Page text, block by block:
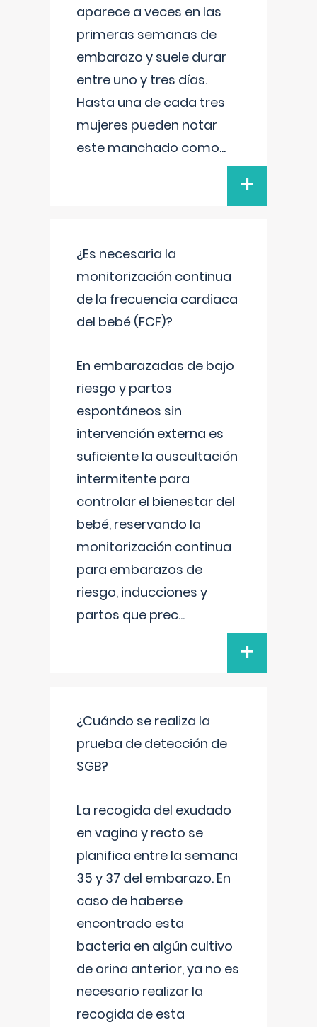
aparece a veces en las
primeras semanas de
embarazo y suele durar
entre uno y tres días.
Hasta una de cada tres
mujeres pueden notar
este manchado como...
+
¿Es necesaria la
monitorización continua
de la frecuencia cardiaca
del bebé (FCF)?
En embarazadas de bajo
riesgo y partos
espontáneos sin
intervención externa es
suficiente la auscultación
intermitente para
controlar el bienestar del
bebé, reservando la
monitorización continua
para embarazos de
riesgo, inducciones y
partos que prec...
+
¿Cuándo se realiza la
prueba de detección de
SGB?
La recogida del exudado
en vagina y recto se
planifica entre la semana
35 y 37 del embarazo. En
caso de haberse
encontrado esta
bacteria en algún cultivo
de orina anterior, ya no es
necesario realizar la
recogida de esta